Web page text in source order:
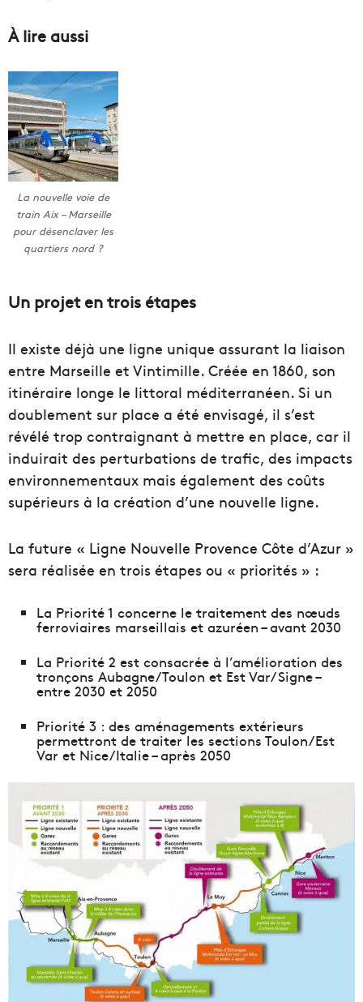
À lire aussi
La nouvelle voie de
train Aix – Marseille
pour désenclaver les
quartiers nord ?
Un projet en trois étapes
Il existe déjà une ligne unique assurant la liaison
entre Marseille et Vintimille. Créée en 1860, son
itinéraire longe le littoral méditerranéen. Si un
doublement sur place a été envisagé, il s’est
révélé trop contraignant à mettre en place, car il
induirait des perturbations de trafic, des impacts
environnementaux mais également des coûts
supérieurs à la création d’une nouvelle ligne.
La future « Ligne Nouvelle Provence Côte d’Azur »
sera réalisée en trois étapes ou « priorités » :
La Priorité 1 concerne le traitement des nœuds
ferroviaires marseillais et azuréen – avant 2030
La Priorité 2 est consacrée à l’amélioration des
tronçons Aubagne/Toulon et Est Var/ Signe –
entre 2030 et 2050
Priorité 3 : des aménagements extérieurs
permettront de traiter les sections Toulon/Est
Var et Nice/Italie – après 2050